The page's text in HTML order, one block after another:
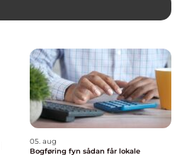
05. aug
Bogføring fyn sådan får lokale